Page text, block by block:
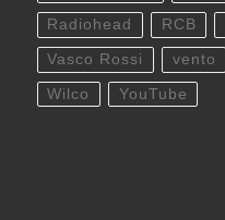
Radiohead RCB
Vasco Rossi vento
Wilco YouTube